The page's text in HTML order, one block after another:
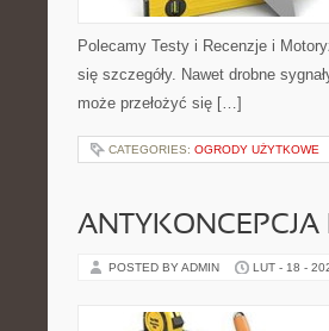
Polecamy Testy i Recenzje i
się szczegóły. Nawet drobne
może przełożyć się […]
CATEGORIES: OGRODY UŻYTKOWE
POSTED BY ADMIN LUT - 18 -